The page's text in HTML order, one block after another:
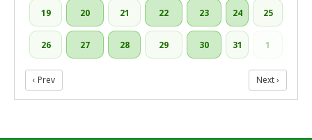
19 20 21 22 23 24 25
26 27 28 29 30 31 1
‹ Prev Next ›